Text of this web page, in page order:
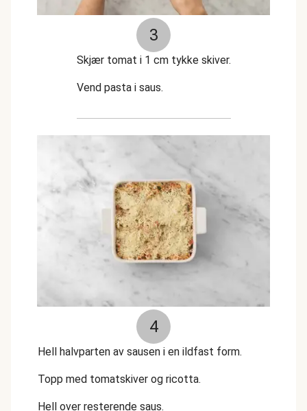
3
Skjær tomat i 1 cm tykke skiver.
Vend pasta i saus.
4
Hell halvparten av sausen i en ildfast form.
Topp med tomatskiver og ricotta.
Hell over resterende saus.